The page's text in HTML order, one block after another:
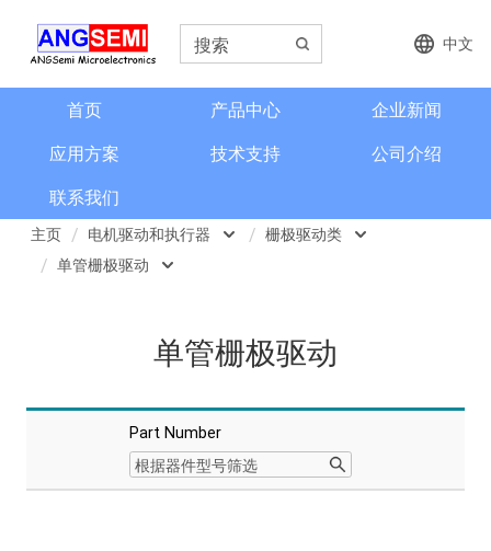
中文
首页 产品中心
企业新闻
应用方案
技术支持
公司介绍
联系我们
主页 电机驱动和执行器
格栅齿轮传感器
信号调理芯片
栅极驱动类
单管栅极驱动
H桥栅极驱动
三相半桥栅极驱动
单管栅极驱动
Part Number